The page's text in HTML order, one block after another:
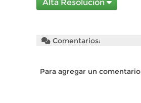
Alta Resolución
Comentarios:
Para agregar un comentario